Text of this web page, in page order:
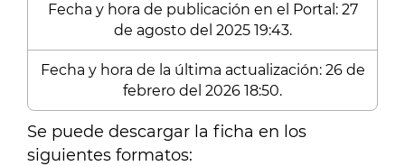
Fecha y hora de publicación en el Portal: 27
de agosto del 2025 19:43.
Fecha y hora de la última actualización: 26 de
febrero del 2026 18:50.
Se puede descargar la ficha en los
siguientes formatos: